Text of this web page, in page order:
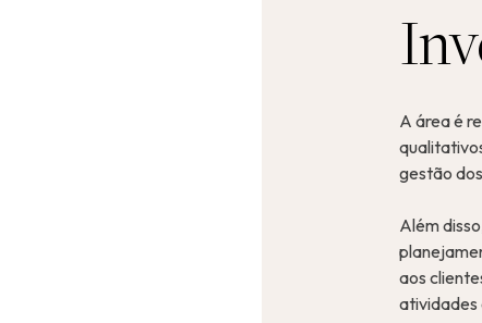
A área é
gestão
Além
aos
atividades